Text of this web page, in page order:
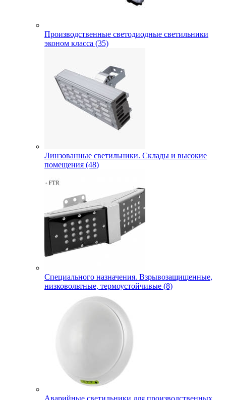
Производственные светодиодные светильники
эконом класса (35)
Линзованные светильники. Склады и высокие
помещения (48)
Специального назначения. Взрывозащищенные,
низковольтные, термоустойчивые (8)
Аварийные светильники для производственных